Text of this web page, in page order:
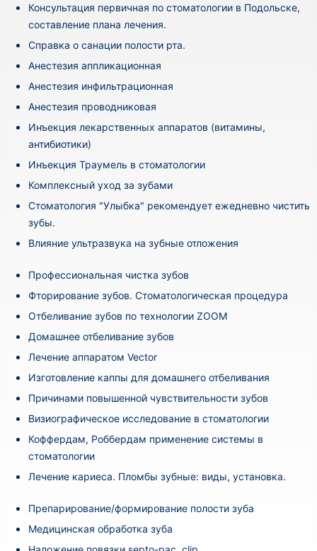
Консультация первичная по стоматологии в Подольске,
составление плана лечения.
Cправка о санации полости рта.
Анестезия аппликационная
Анестезия инфильтрационная
Анестезия проводниковая
Инъекция лекарственных аппаратов (витамины,
антибиотики)
Инъекция Траумель в стоматологии
Комплексный уход за зубами
Стоматология "Улыбка" рекомендует ежедневно чистить
зубы.
Влияние ультразвука на зубные отложения
Профессиональная чистка зубов
Фторирование зубов. Стоматологическая процедура
Отбеливание зубов по технологии ZOOM
Домашнее отбеливание зубов
Лечение аппаратом Vector
Изготовление каппы для домашнего отбеливания
Причинами повышенной чувствительности зубов
Визиографическое исследование в стоматологии
Коффердам, Роббердам применение системы в
стоматологии
Лечение кариеса. Пломбы зубные: виды, установка.
Препарирование/формирование полости зуба
Медицинская обработка зуба